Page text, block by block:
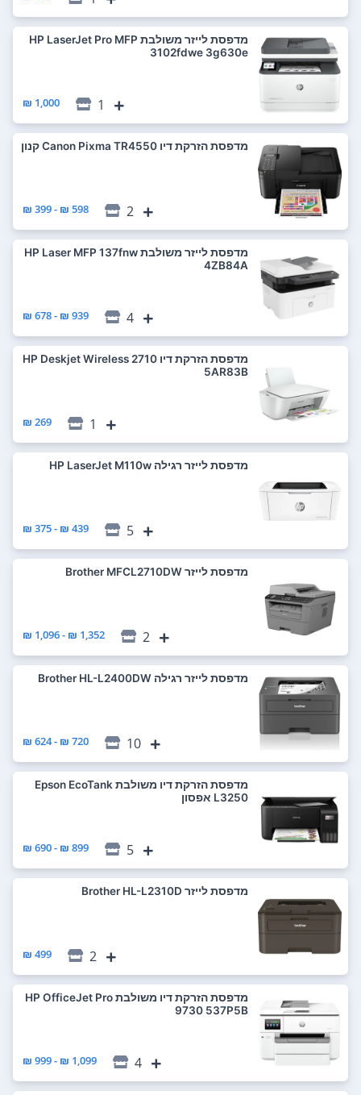
מדפסת ‏לייזר ‏משולבת HP LaserJet Pro MFP
3102fdwe 3g630e
1
1,000 ₪
מדפסת ‏הזרקת דיו Canon Pixma TR4550 קנון
2
598 ₪ - 399 ₪
מדפסת ‏לייזר ‏משולבת HP Laser MFP 137fnw
4ZB84A
4
939 ₪ - 678 ₪
מדפסת ‏הזרקת דיו HP Deskjet Wireless 2710
5AR83B
1
269 ₪
מדפסת ‏לייזר ‏רגילה HP LaserJet M110w
5
439 ₪ - 375 ₪
מדפסת ‏לייזר Brother MFCL2710DW
2
1,352 ₪ - 1,096 ₪
מדפסת ‏לייזר ‏רגילה Brother HL-L2400DW
10
720 ₪ - 624 ₪
מדפסת ‏הזרקת דיו ‏משולבת Epson EcoTank
L3250 אפסון
5
899 ₪ - 690 ₪
מדפסת ‏לייזר Brother HL-L2310D
2
499 ₪
מדפסת ‏הזרקת דיו ‏משולבת HP OfficeJet Pro
9730 537P5B
4
1,099 ₪ - 999 ₪